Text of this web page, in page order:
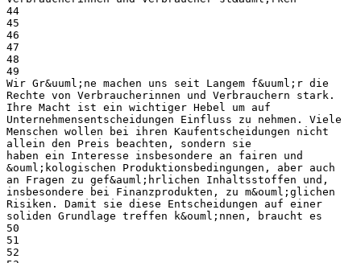
44
45
46
47
48
49
Wir Gr&uuml;ne machen uns seit Langem f&uuml;r die
Rechte von Verbraucherinnen und Verbrauchern stark.
Ihre Macht ist ein wichtiger Hebel um auf
Unternehmensentscheidungen Einfluss zu nehmen. Viele
Menschen wollen bei ihren Kaufentscheidungen nicht
allein den Preis beachten, sondern sie
haben ein Interesse insbesondere an fairen und
&ouml;kologischen Produktionsbedingungen, aber auch
an Fragen zu gef&auml;hrlichen Inhaltsstoffen und,
insbesondere bei Finanzprodukten, zu m&ouml;glichen
Risiken. Damit sie diese Entscheidungen auf einer
soliden Grundlage treffen k&ouml;nnen, braucht es
50
51
52